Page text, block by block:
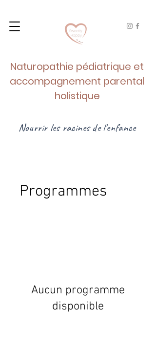
Nourrir les racines de l'enfance
Naturopathie pédiatrique et
accompagnement parental
holistique
Programmes
Aucun programme
disponible